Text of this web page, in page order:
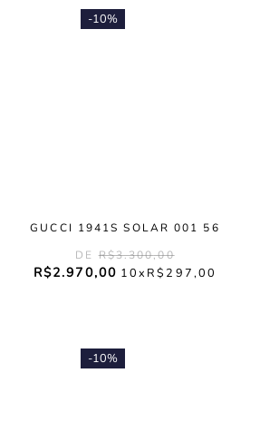
-10%
GUCCI 1941S SOLAR 001 56
R$3.300,00
R$2.970,00 10 R$ 297,00
-10%